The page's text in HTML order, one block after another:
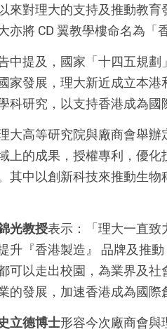
來對理大的支持及推動教
亦將 CD 翼教學樓命名為「
中提及，國家「十四五規
家發展，理大新近成立本
科研究，以支持香港成為國
大高等研究院與廠商會舉
上的成果，授權專利，優
其中以創新科技來推動生
光教授表示：「理大一直致
升『香港製造』 品牌及推
可以走出校園，為業界及
的發展，加速香港成為國際
立德博士形容今次廠商會